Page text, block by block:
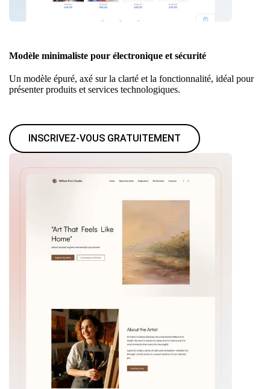
Modèle minimaliste pour électronique et sécurité
Un modèle épuré, axé sur la clarté et la fonctionnalité, idéal pour
présenter produits et services technologiques.
INSCRIVEZ-VOUS GRATUITEMENT